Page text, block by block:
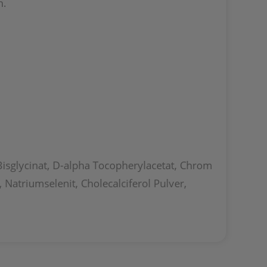
D-alpha Tocopherylacetat, Chrom
Cholecalciferol Pulver,